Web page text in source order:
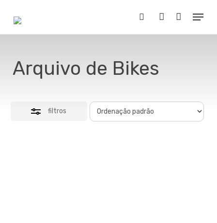
main
content
Buscar..account
Menu
Arquivo de Bikes
filtros
Close